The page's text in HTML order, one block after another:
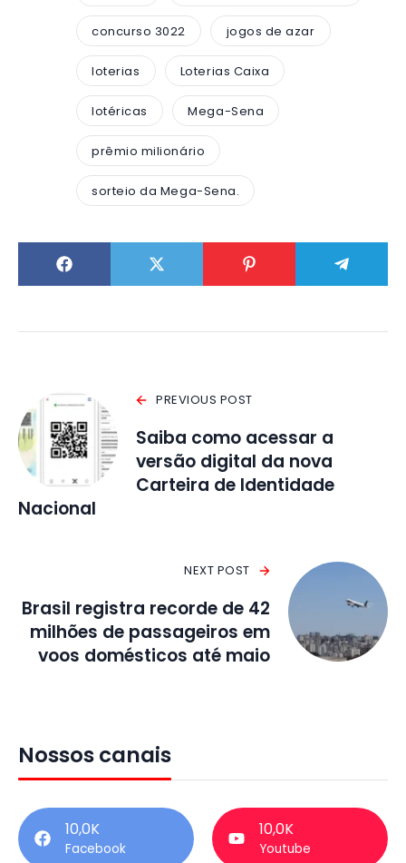
concurso 3022 jogos de azar
loterias Loterias Caixa
lotéricas Mega-Sena
prêmio milionário
sorteio da Mega-Sena.
PREVIOUS POST
Saiba como acessar a
versão digital da nova
Carteira de Identidade
Nacional
NEXT POST
Brasil registra recorde de 42
milhões de passageiros em
voos domésticos até maio
Nossos canais
10,0K
Facebook
10,0K
Youtube